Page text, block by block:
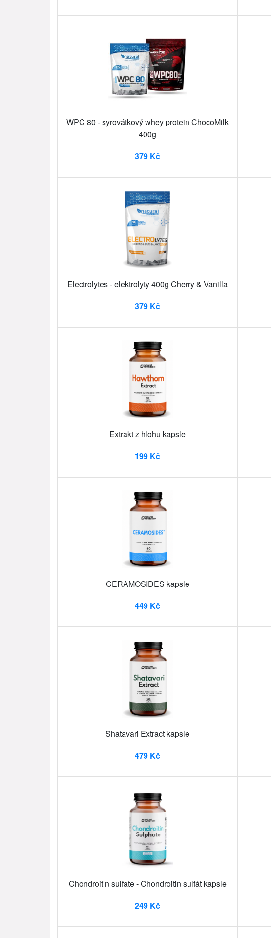
WPC 80 - syrovátkový whey protein ChocoMilk
400g
379 Kč
Electrolytes - elektrolyty 400g Cherry & Vanilla
379 Kč
Extrakt z hlohu kapsle
199 Kč
CERAMOSIDES kapsle
449 Kč
Shatavari Extract kapsle
479 Kč
Chondroitin sulfate - Chondroitin sulfát kapsle
249 Kč